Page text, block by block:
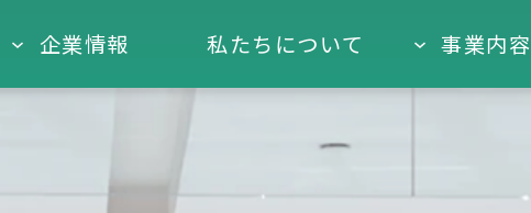
企業情報 私たちについて 事業内容